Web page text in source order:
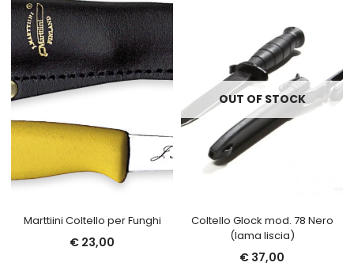
Marttiini Coltello per Funghi
€ 23,00
OUT OF STOCK
Coltello Glock mod. 78 Nero
(lama liscia)
€ 37,00